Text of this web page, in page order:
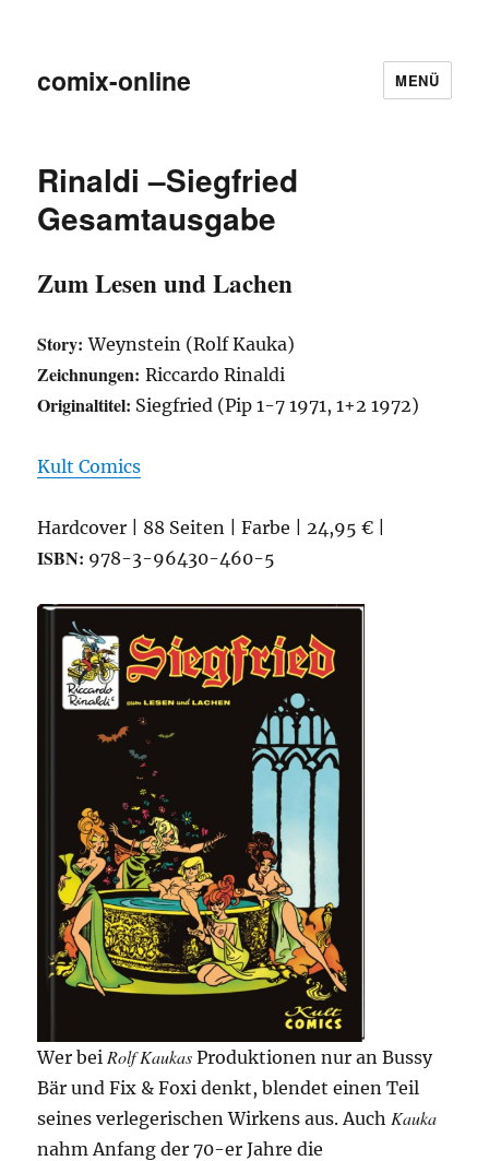
comix-online MENÜ
Rinaldi –Siegfried
Gesamtausgabe
Zum Lesen und Lachen
Story:Weynstein (Rolf Kauka)
Zeichnungen:Riccardo Rinaldi
Originaltitel: Siegfried (Pip 1-7 1971, 1+2 1972)
Kult Comics
Hardcover | 88 Seiten | Farbe | 24,95 € |
ISBN: 978-3-96430-460-5
Wer bei Rolf Kaukas Produktionen nur an Bussy
Bär und Fix & Foxi denkt, blendet einen Teil
seines verlegerischen Wirkens aus. Auch Kauka
nahm Anfang der 70-er Jahre die